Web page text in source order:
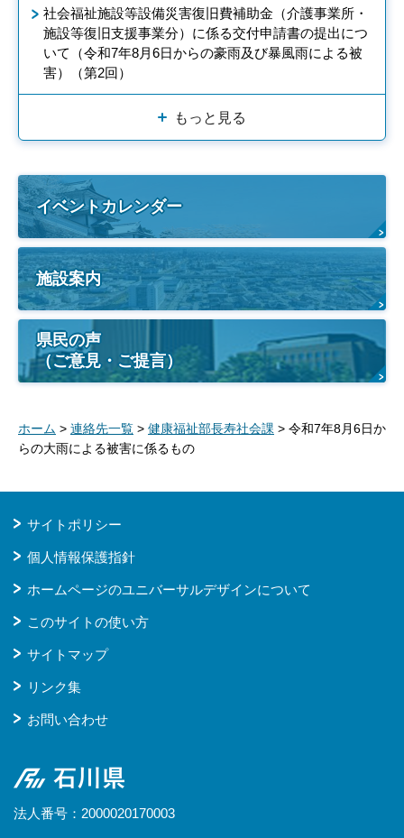
社会福祉施設等設備災害復旧費補助金（介護事業所・
施設等復旧支援事業分）に係る交付申請書の提出につ
いて（令和7年8月6日からの豪雨及び暴風雨による被
害）（第2回）
もっと見る
イベントカレンダー
施設案内
県民の声
（ご意見・ご提言）
ホーム > 連絡先一覧 > 健康福祉部長寿社会課 > 令和7年8月6日か
らの大雨による被害に係るもの
サイトポリシー
個人情報保護指針
ホームページのユニバーサルデザインについて
このサイトの使い方
サイトマップ
リンク集
お問い合わせ
石川県
法人番号：2000020170003